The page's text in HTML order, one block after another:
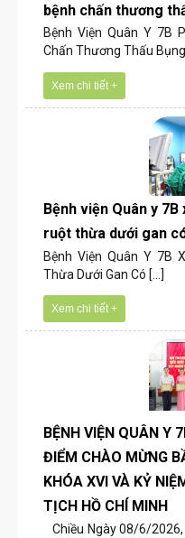
bệnh chấn thương
Bệnh Viện Quân Y 7B
Chấn Thương Thấu Bụng
Xem chi tiết +
Bệnh viện Quân y
ruột thừa dưới gan
Bệnh Viện Quân Y 7B
Thừa Dưới Gan Có [...]
Xem chi tiết +
BỆNH VIỆN QUÂN Y
ĐIỂM CHÀO MỪNG
KHÓA XVI VÀ KỶ
TỊCH HỒ CHÍ MINH
Chiều Ngày 08/6/2026,